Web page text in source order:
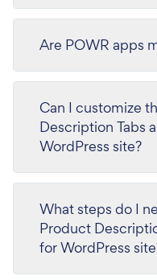
Are POWR apps
Can I customize
Description Tabs
WordPress site?
What steps do I
Product
for WordPress